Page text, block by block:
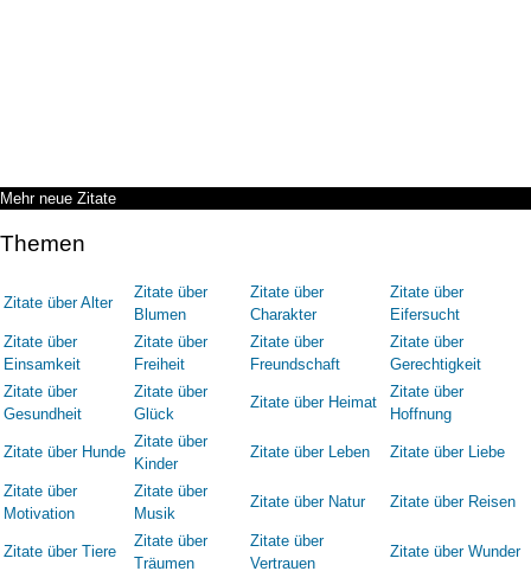
Mehr neue Zitate
Themen
Zitate über Alter
Zitate über
Blumen
Zitate über
Charakter
Zitate über
Eifersucht
Zitate über
Einsamkeit
Zitate über
Freiheit
Zitate über
Freundschaft
Zitate über
Gerechtigkeit
Zitate über
Gesundheit
Zitate über
Glück
Zitate über Heimat
Zitate über
Hoffnung
Zitate über Hunde
Zitate über
Kinder
Zitate über Leben Zitate über Liebe
Zitate über
Motivation
Zitate über
Musik
Zitate über Natur Zitate über Reisen
Zitate über Tiere
Zitate über
Träumen
Zitate über
Vertrauen
Zitate über Wunder